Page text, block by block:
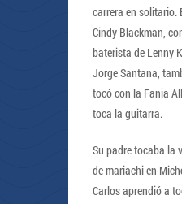
carrera en solitario.
Cindy Blackman,
baterista de Lenny
Jorge Santana,
tocó con la Fania
toca la guitarra.
Su padre tocaba la
de mariachi en
Carlos aprendió a